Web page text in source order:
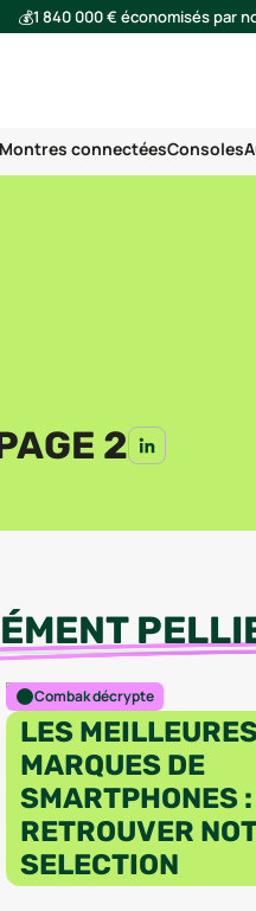
💰1 840 000 € économisés par
Montres connectéesConsoles
2
Combak décrypte
LES
MARQUES DE
SMARTPHONES :
RETROUVER
SELECTION